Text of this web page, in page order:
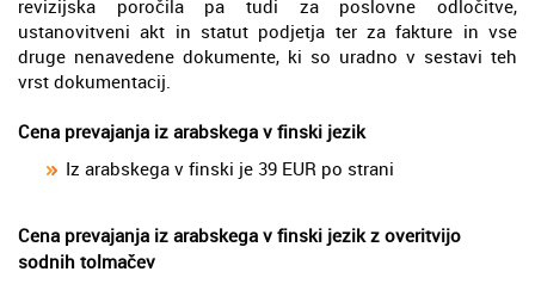
revizijska poročila pa tudi za poslovne odločitve,
ustanovitveni akt in statut podjetja ter za fakture in vse
druge nenavedene dokumente, ki so uradno v sestavi teh
vrst dokumentacij.
Cena prevajanja iz arabskega v finski jezik
Iz arabskega v finski je 39 EUR po strani
Cena prevajanja iz arabskega v finski jezik z overitvijo
sodnih tolmačev